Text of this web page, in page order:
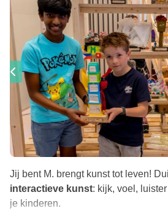
Jij bent M. brengt kunst tot leven!
interactieve kunst: kijk, voel,
je kinderen.